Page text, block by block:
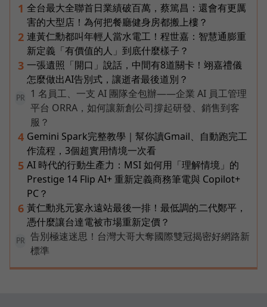
1 全台最大全聯首日業績破百萬，蔡篤昌：還會有更厲
害的大型店！為何把餐廳健身房都搬上樓？
2 連黃仁勳都叫年輕人當水電工！程世嘉：智慧通膨重
新定義「有價值的人」到底什麼樣子？
3 一張遺照「開口」說話，中間有8道關卡！翊嘉禮儀
怎麼做出AI告別式，讓逝者最後道別？
PR
1 名員工、一支 AI 團隊全包辦——企業 AI 員工管理
平台 ORRA，如何讓新創公司撐起研發、銷售到客
服？
4 Gemini Spark完整教學｜幫你讀Gmail、自動跑完工
作流程，3個超實用情境一次看
5 AI 時代的行動生產力：MSI 如何用「理解情境」的
Prestige 14 Flip AI+ 重新定義商務筆電與 Copilot+
PC？
6 黃仁勳兆元宴永遠站最後一排！最低調的二代鄭平，
憑什麼讓台達電被市場重新定價？
PR
告別極速迷思！台灣大哥大奪國際雙冠揭密好網路新
標準